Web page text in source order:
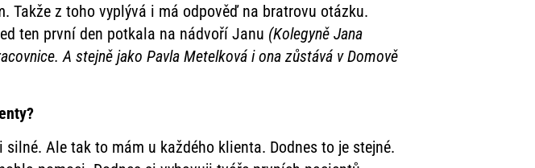
Takže z toho vyplývá i má odpověď na bratrovu otázku.
ten první den potkala na nádvoří Janu (Kolegyně Jana
A stejně jako Pavla Metelková i ona zůstává v Domově
Ale tak to mám u každého klienta. Dodnes to je stejné.